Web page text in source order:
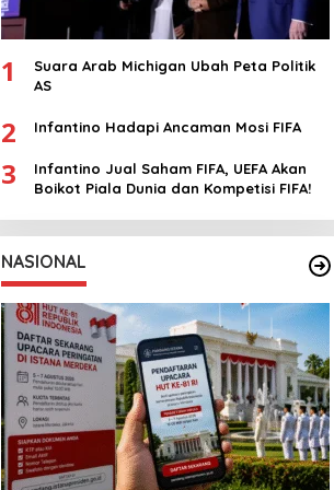
1
Suara Arab Michigan Ubah Peta Politik
AS
2 Infantino Hadapi Ancaman Mosi FIFA
3
Infantino Jual Saham FIFA, UEFA Akan
Boikot Piala Dunia dan Kompetisi FIFA!
NASIONAL